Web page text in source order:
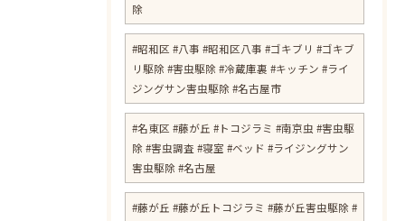
除
#昭和区 #八事 #昭和区八事 #ゴキブリ #ゴキブ
リ駆除 #害虫駆除 #冷蔵庫裏 #キッチン #ライ
ジングサン害虫駆除 #名古屋市
#名東区 #藤が丘 #トコジラミ #南京虫 #害虫駆
除 #害虫調査 #寝室 #ベッド #ライジングサン
害虫駆除 #名古屋
#藤が丘 #藤が丘トコジラミ #藤が丘害虫駆除 #